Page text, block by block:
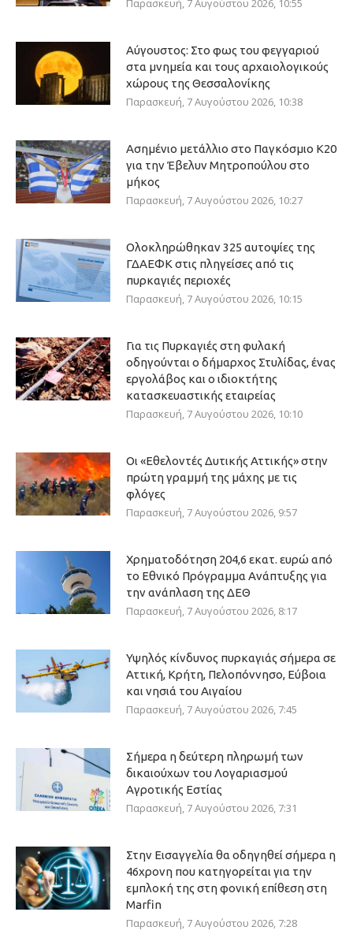
Παρασκευή, 7 Αυγούστου 2026, 10:55
Αύγουστος: Στο φως του φεγγαριού
στα μνημεία και τους αρχαιολογικούς
χώρους της Θεσσαλονίκης
Παρασκευή, 7 Αυγούστου 2026, 10:38
Ασημένιο μετάλλιο στο Παγκόσμιο Κ20
για την Έβελυν Μητροπούλου στο
μήκος
Παρασκευή, 7 Αυγούστου 2026, 10:27
Ολοκληρώθηκαν 325 αυτοψίες της
ΓΔΑΕΦΚ στις πληγείσες από τις
πυρκαγιές περιοχές
Παρασκευή, 7 Αυγούστου 2026, 10:15
Για τις Πυρκαγιές στη φυλακή
οδηγούνται ο δήμαρχος Στυλίδας, ένας
εργολάβος και ο ιδιοκτήτης
κατασκευαστικής εταιρείας
Παρασκευή, 7 Αυγούστου 2026, 10:10
Οι «Εθελοντές Δυτικής Αττικής» στην
πρώτη γραμμή της μάχης με τις
φλόγες
Παρασκευή, 7 Αυγούστου 2026, 9:57
Χρηματοδότηση 204,6 εκατ. ευρώ από
το Εθνικό Πρόγραμμα Ανάπτυξης για
την ανάπλαση της ΔΕΘ
Παρασκευή, 7 Αυγούστου 2026, 8:17
Υψηλός κίνδυνος πυρκαγιάς σήμερα σε
Αττική, Κρήτη, Πελοπόννησο, Εύβοια
και νησιά του Αιγαίου
Παρασκευή, 7 Αυγούστου 2026, 7:45
Σήμερα η δεύτερη πληρωμή των
δικαιούχων του Λογαριασμού
Αγροτικής Εστίας
Παρασκευή, 7 Αυγούστου 2026, 7:31
Στην Εισαγγελία θα οδηγηθεί σήμερα η
46χρονη που κατηγορείται για την
εμπλοκή της στη φονική επίθεση στη
Marfin
Παρασκευή, 7 Αυγούστου 2026, 7:28